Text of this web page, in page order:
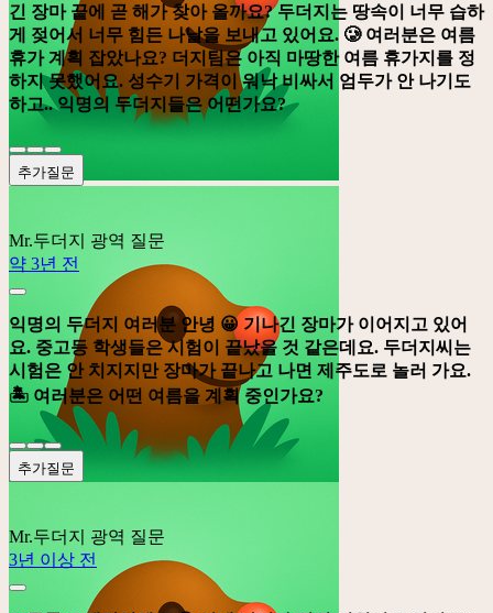
긴 장마 끝에 곧 해가 찾아 올까요? 두더지는 땅속이 너무 습하
게 젖어서 너무 힘든 나날을 보내고 있어요. 🥲 여러분은 여름
휴가 계획 잡았나요? 더지팀은 아직 마땅한 여름 휴가지를 정
하지 못했어요. 성수기 가격이 워낙 비싸서 엄두가 안 나기도
하고.. 익명의 두더지들은 어떤가요?
추가질문
Mr.두더지
광역 질문
약 3년 전
익명의 두더지 여러분 안녕 😀 기나긴 장마가 이어지고 있어
요. 중고등 학생들은 시험이 끝났을 것 같은데요. 두더지씨는
시험은 안 치지지만 장마가 끝나고 나면 제주도로 놀러 가요.
🏝️️ 여러분은 어떤 여름을 계획 중인가요?
추가질문
Mr.두더지
광역 질문
3년 이상 전